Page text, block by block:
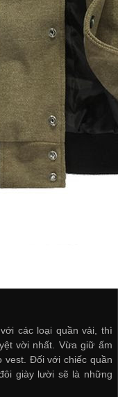
các loại quần vải, thì
vời nhất. Vừa giữ ấm
vest. Đối với chiếc quần
giày lười sẽ là những